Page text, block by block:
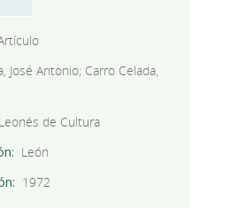
José Antonio; Carro Celada,
de Cultura
León
1972